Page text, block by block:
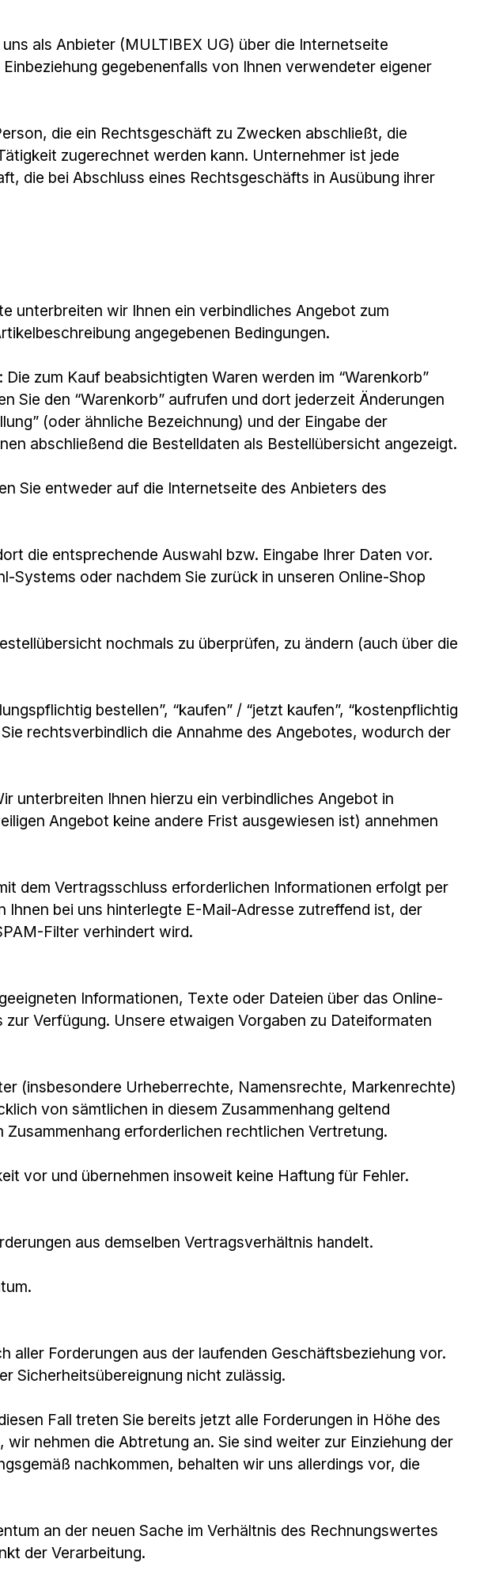
als Anbieter (MULTIBEX UG) über die Internetseite
gegebenenfalls von Ihnen verwendeter eigener
die ein Rechtsgeschäft zu Zwecken abschließt, die
zugerechnet werden kann. Unternehmer ist jede
die bei Abschluss eines Rechtsgeschäfts in Ausübung ihrer
unterbreiten wir Ihnen ein verbindliches Angebot zum
angegebenen Bedingungen.
zum Kauf beabsichtigten Waren werden im “Warenkorb”
Sie den “Warenkorb” aufrufen und dort jederzeit Änderungen
(oder ähnliche Bezeichnung) und der Eingabe der
abschließend die Bestelldaten als Bestellübersicht angezeigt.
Sie entweder auf die Internetseite des Anbieters des
die entsprechende Auswahl bzw. Eingabe Ihrer Daten vor.
oder nachdem Sie zurück in unseren Online-Shop
nochmals zu überprüfen, zu ändern (auch über die
bestellen”, “kaufen” / “jetzt kaufen”, “kostenpflichtig
rechtsverbindlich die Annahme des Angebotes, wodurch der
unterbreiten Ihnen hierzu ein verbindliches Angebot in
Angebot keine andere Frist ausgewiesen ist) annehmen
dem Vertragsschluss erforderlichen Informationen erfolgt per
bei uns hinterlegte E-Mail-Adresse zutreffend ist, der
Filter verhindert wird.
Informationen, Texte oder Dateien über das Online-
Verfügung. Unsere etwaigen Vorgaben zu Dateiformaten
(insbesondere Urheberrechte, Namensrechte, Markenrechte)
von sämtlichen in diesem Zusammenhang geltend
erforderlichen rechtlichen Vertretung.
vor und übernehmen insoweit keine Haftung für Fehler.
aus demselben Vertragsverhältnis handelt.
aller Forderungen aus der laufenden Geschäftsbeziehung vor.
Sicherheitsübereignung nicht zulässig.
Fall treten Sie bereits jetzt alle Forderungen in Höhe des
nehmen die Abtretung an. Sie sind weiter zur Einziehung der
nachkommen, behalten wir uns allerdings vor, die
an der neuen Sache im Verhältnis des Rechnungswertes
der Verarbeitung.